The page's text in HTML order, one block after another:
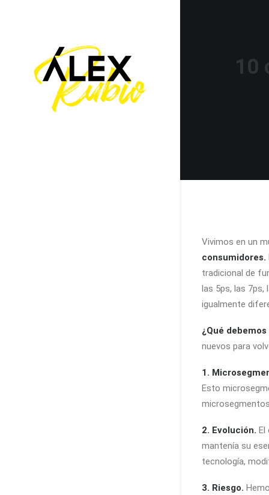
10
Vivimos en un
consumidores.
tradicional de
las 5ps, las 7ps,
igualmente
¿Qué
nuevos para
1.
Esto
2. Evolución. El
mantenía su
tecnología,
3. Riesgo.